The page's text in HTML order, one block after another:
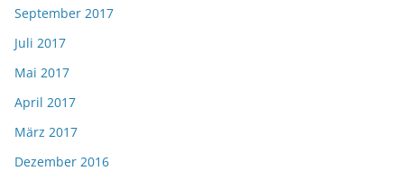
September 2017
Juli 2017
Mai 2017
April 2017
März 2017
Dezember 2016